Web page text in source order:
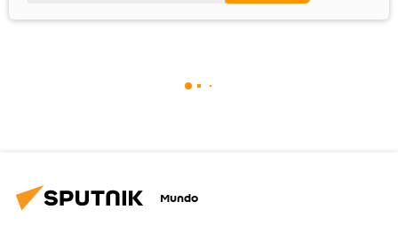
Mundo